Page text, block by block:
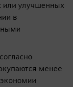
или улучшенных
в
менее